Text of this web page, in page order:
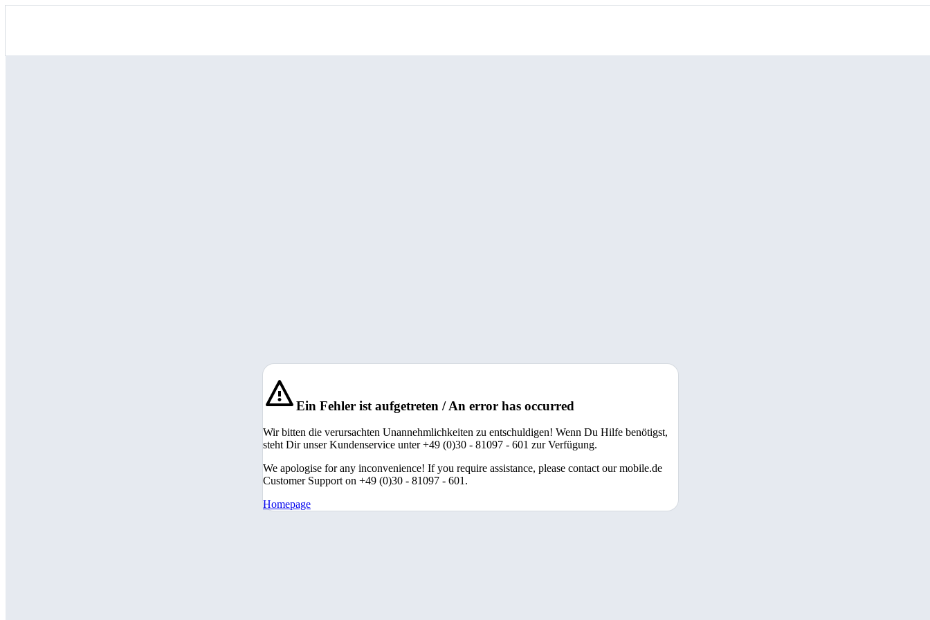
Ein Fehler ist aufgetreten / An error has occurred
Wir bitten die verursachten Unannehmlichkeiten zu entschuldigen! Wenn Du Hilfe benötigst,
steht Dir unser Kundenservice unter +49 (0)30 - 81097 - 601 zur Verfügung.
We apologise for any inconvenience! If you require assistance, please contact our mobile.de
Customer Support on +49 (0)30 - 81097 - 601.
Homepage